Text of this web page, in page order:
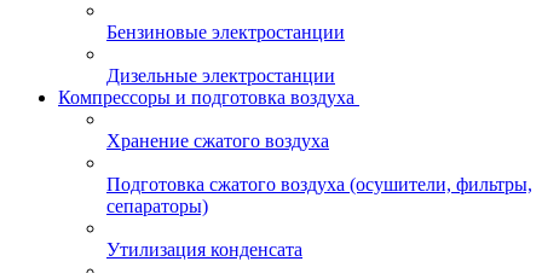
Бензиновые электростанции
Дизельные электростанции
Компрессоры и подготовка воздуха
Хранение сжатого воздуха
Подготовка сжатого воздуха (осушители, фильтры,
сепараторы)
Утилизация конденсата